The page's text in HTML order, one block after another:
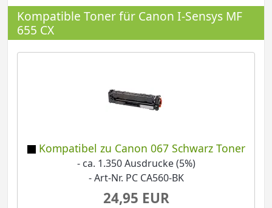
Kompatible Toner für Canon I-Sensys MF
655 CX
Kompatibel zu Canon 067 Schwarz Toner
- ca. 1.350 Ausdrucke (5%)
- Art-Nr. PC CA560-BK
24,95 EUR